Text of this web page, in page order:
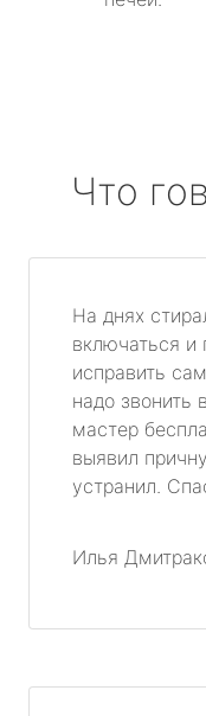
Что
На днях
включаться и
исправить
надо звонить
мастер
выявил
устранил.
Илья